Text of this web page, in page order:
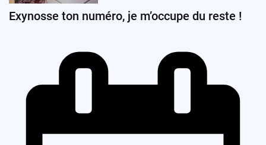
Exynosse ton numéro, je m’occupe du reste !